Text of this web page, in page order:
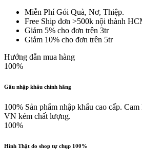
Miễn Phí Gói Quà, Nơ, Thiệp.
Free Ship đơn >500k nội thành
Giảm 5% cho đơn trên 3tr
Giảm 10% cho đơn trên 5tr
Hướng dẫn mua hàng
100%
Gấu nhập khẩu chính hãng
100% Sản phẩm nhập khẩu cao cấp.
VN kém chất lượng.
100%
Hình Thật do shop tự chụp 100%